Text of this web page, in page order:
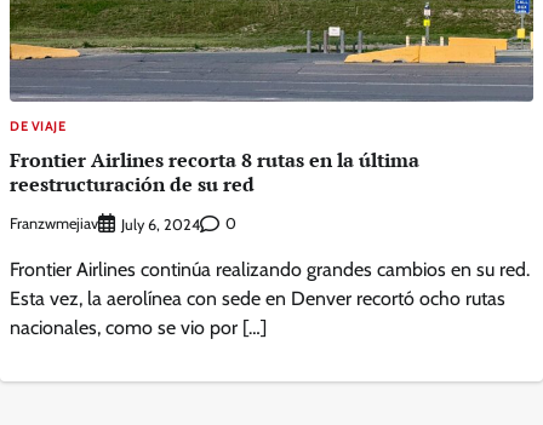
DE VIAJE
Frontier Airlines recorta 8 rutas en la última
reestructuración de su red
Franzwmejiav July 6, 2024 0
Frontier Airlines continúa realizando grandes cambios en su red.
Esta vez, la aerolínea con sede en Denver recortó ocho rutas
nacionales, como se vio por […]